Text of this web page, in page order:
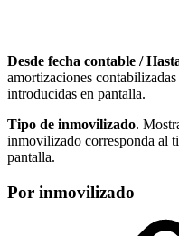
Desde fecha contable /
amortizaciones
introducidas en pantalla.
Tipo de inmovilizado.
inmovilizado corresponda al
pantalla.
Por inmovilizado